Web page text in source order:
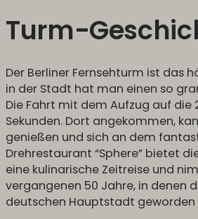
Turm-
Der Berliner Fernsehturm ist das
in der Stadt hat man einen so
Die Fahrt mit dem Aufzug auf
Sekunden. Dort angekommen,
genießen und sich an dem
Drehrestaurant “Sphere” bietet
eine kulinarische Zeitreise und
vergangenen 50 Jahre, in denen
deutschen Hauptstadt geworden